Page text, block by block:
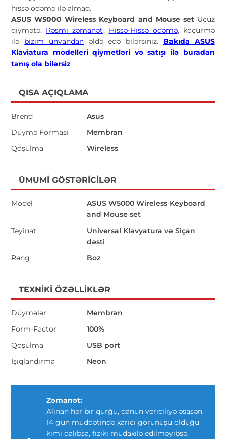
hissə ödəmə ilə almaq.
ASUS W5000 Wireless Keyboard and Mouse set Ucuz
qiymətə, Rəsmi zəmanət, Hissə-Hissə ödəmə, köçürmə
ilə bizim ünvandanəldə edə bilərsiniz. Bakıda ASUS
Klaviatura modelleri qiymetləri və satışı ilə buradan
tanış ola bilərsiz
QISA AÇIQLAMA
Brend
Asus
Düymə Forması
Membran
Qoşulma
Wireless
ÜMUMI GÖSTƏRICILƏR
Model
ASUS W5000 Wireless Keyboard
and Mouse set
Təyinat
Universal Klavyatura və Siçan
dəsti
Rəng
Boz
TEXNIKI ÖZƏLLIKLƏR
Düymələr
Membran
Form-Factor
100%
Qoşulma
USB port
İşıqlandırma
Neon
Zəmanət:
Alınan hər bir qurğu, qanun vericiliyə əsasən
14 gün müddətində xarici görünüşü olduğu
kimi qalıbsa, fiziki müdaxilə edilməyibsə,